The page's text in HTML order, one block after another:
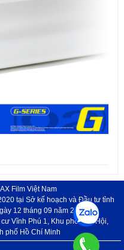
Film Việt Nam
tại Sở kế hoạch và Đầu tư tỉnh
12 tháng 09 năm 2024
Vĩnh Phú 1, Khu phố Phú Hội,
phố Hồ Chí Minh